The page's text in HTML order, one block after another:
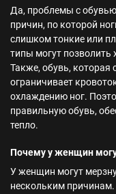
Да, проблемы с
причин, по которой
слишком тонкие или
типы могут позволить
Также, обувь, которая
ограничивает
охлаждению ног.
правильную обувь,
тепло.
Почему у женщин
У женщин могут
нескольким